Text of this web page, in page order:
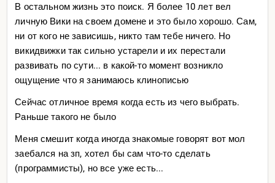
В остальном жизнь это поиск. Я более 10 лет вел
личную Вики на своем домене и это было хорошо. Сам,
ни от кого не зависишь, никто там тебе ничего. Но
викидвижки так сильно устарели и их перестали
развивать по сути... в какой-то момент возникло
ощущение что я занимаюсь клинописью
Сейчас отличное время когда есть из чего выбрать.
Раньше такого не было
Меня смешит когда иногда знакомые говорят вот мол
заебался на зп, хотел бы сам что-то сделать
(программисты), но все уже есть...